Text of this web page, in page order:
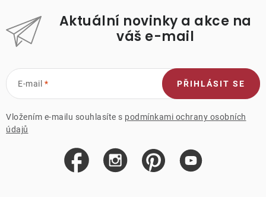
Aktuální novinky a akce na
váš e-mail
E-mail
Vložením e-mailu souhlasíte s podmínkami ochrany osobních
údajů
PŘIHLÁSIT SE